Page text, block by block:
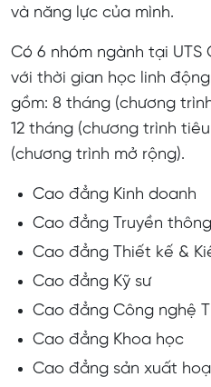
và năng lực của mình.
Có 6 nhóm ngành tại
với thời gian học linh
gồm: 8 tháng (chương
12 tháng (chương trình
(chương trình mở rộng).
Cao đẳng Kinh doanh
Cao đẳng Truyền thông
Cao đẳng Thiết kế &
Cao đẳng Kỹ sư
Cao đẳng Công nghệ
Cao đẳng Khoa học
Cao đẳng sản xuất